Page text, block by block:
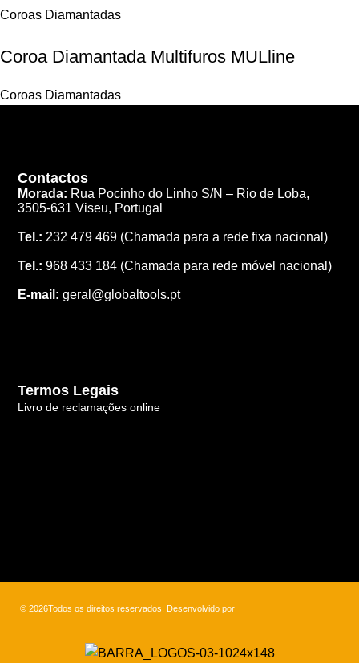
Coroas Diamantadas
Coroa Diamantada Multifuros MULline
Coroas Diamantadas
Contactos
Morada: Rua Pocinho do Linho S/N – Rio de Loba,
3505-631 Viseu, Portugal
Tel.: 232 479 469 (Chamada para a rede fixa nacional)
Tel.: 968 433 184 (Chamada para rede móvel nacional)
E-mail: geral@globaltools.pt
Termos Legais
Livro de reclamações online
© 2026Todos os direitos reservados. Desenvolvido por